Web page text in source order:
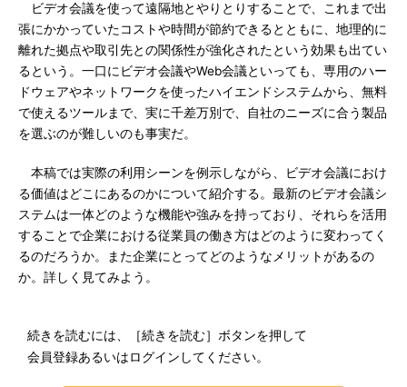
ビデオ会議を使って遠隔地とやりとりすることで、これまで出
張にかかっていたコストや時間が節約できるとともに、地理的に
離れた拠点や取引先との関係性が強化されたという効果も出てい
るという。一口にビデオ会議やWeb会議といっても、専用のハー
ドウェアやネットワークを使ったハイエンドシステムから、無料
で使えるツールまで、実に千差万別で、自社のニーズに合う製品
を選ぶのが難しいのも事実だ。
本稿では実際の利用シーンを例示しながら、ビデオ会議におけ
る価値はどこにあるのかについて紹介する。最新のビデオ会議シ
ステムは一体どのような機能や強みを持っており、それらを活用
することで企業における従業員の働き方はどのように変わってく
るのだろうか。また企業にとってどのようなメリットがあるの
か。詳しく見てみよう。
続きを読むには、［続きを読む］ボタンを押して
会員登録あるいはログインしてください。